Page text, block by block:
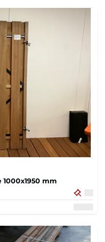
mm